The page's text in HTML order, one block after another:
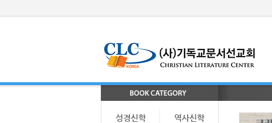
성경신학
역사신학